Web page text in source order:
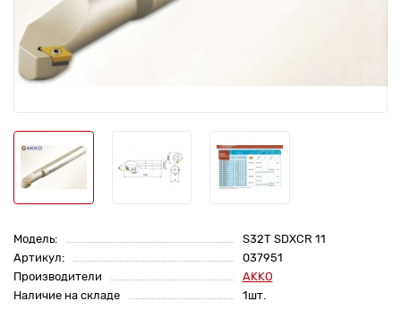
Модель:
S32T SDXCR 11
Артикул:
037951
Производители
AKKO
Наличие на складе
1шт.